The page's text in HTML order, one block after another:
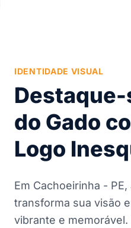
IDENTIDADE VISUAL
Destaque-
do Gado
Logo
Em Cachoeirinha -
transforma sua visão
vibrante e